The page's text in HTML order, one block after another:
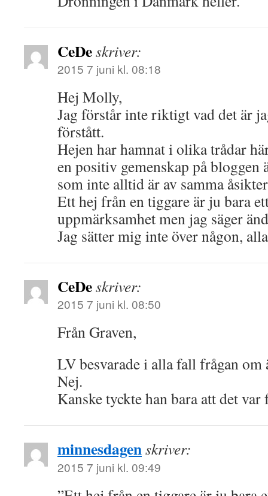
CeDeskriver:
2015 7 juni kl. 08:18
Hej Molly,
Jag förstår inte riktigt vad det är
förstått.
Hejen har hamnat i olika trådar
en positiv gemenskap på bloggen
som inte alltid är av samma
Ett hej från en tiggare är ju bara
uppmärksamhet men jag säger
Jag sätter mig inte över någon,
CeDeskriver:
2015 7 juni kl. 08:50
Från Graven,
LV besvarade i alla fall frågan om
Nej.
Kanske tyckte han bara att det
minnesdagenskriver:
2015 7 juni kl. 09:49